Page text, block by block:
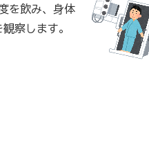
を飲み、身体
察します。